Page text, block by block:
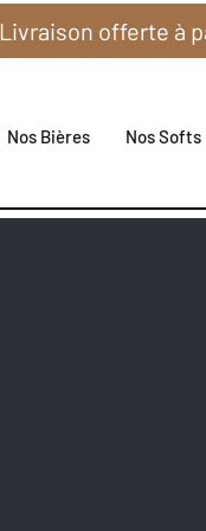
Nos Bières Nos Softs